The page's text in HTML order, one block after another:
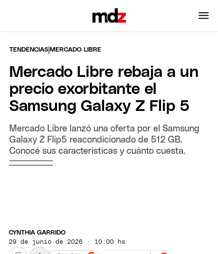
TENDENCIAS |MERCADO LIBRE
Mercado Libre rebaja a un
precio exorbitante el
Samsung Galaxy Z Flip 5
Mercado Libre lanzó una oferta por el Samsung
Galaxy Z Flip5 reacondicionado de 512 GB.
Conocé sus características y cuánto cuesta.
CYNTHIA GARRIDO
29 de junio de 2026 · 10:00 hs